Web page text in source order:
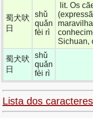
蜀犬吠
日
shǔ
quǎn
fèi rì
lit. Os
Sichuan,
蜀犬吠
日
shǔ
quǎn
fèi rì
Lista dos caracteres